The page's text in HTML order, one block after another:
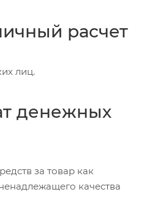
расчет
лиц.
денежных
за товар как
качества